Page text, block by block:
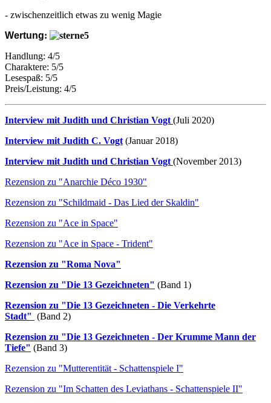
- zwischenzeitlich etwas zu wenig Magie
Wertung:
Handlung: 4/5
Charaktere: 5/5
Lesespaß: 5/5
Preis/Leistung: 4/5
Interview mit Judith und Christian Vogt (Juli 2020)
Interview mit Judith C. Vogt (Januar 2018)
Interview mit Judith und Christian Vogt (November 2013)
Rezension zu "Anarchie Déco 1930"
Rezension zu "Schildmaid - Das Lied der Skaldin"
Rezension zu "Ace in Space"
Rezension zu "Ace in Space - Trident"
Rezension zu "Roma Nova"
Rezension zu "Die 13 Gezeichneten" (Band 1)
Rezension zu "Die 13 Gezeichneten - Die Verkehrte
Stadt" (Band 2)
Rezension zu "Die 13 Gezeichneten - Der Krumme Mann der
Tiefe" (Band 3)
Rezension zu "Mutterentität - Schattenspiele I"
Rezension zu "Im Schatten des Leviathans - Schattenspiele II"